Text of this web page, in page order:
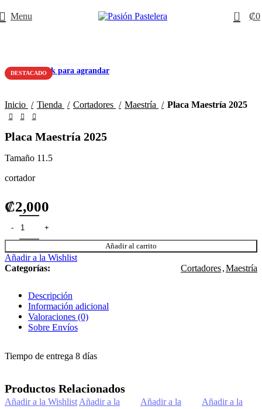
Menu 0 ₡0
DESTACADOClick para agrandar
Inicio Tienda Cortadores Maestría Placa Maestría 2025
Placa Maestría 2025
Tamaño 11.5
cortador
₡2,000
Añadir al carrito
Añadir a la Wishlist
Categorías:
Cortadores,Maestría
Descripción
Información adicional
Valoraciones (0)
Sobre Envíos
Tiempo de entrega 8 días
Productos Relacionados
Añadir a la Wishlist Añadir a la
Añadir a la
Añadir a la